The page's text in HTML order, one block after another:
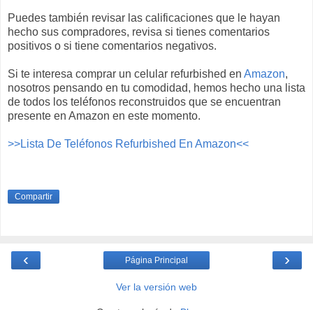
Puedes también revisar las calificaciones que le hayan
hecho sus compradores, revisa si tienes comentarios
positivos o si tiene comentarios negativos.
Si te interesa comprar un celular refurbished en Amazon,
nosotros pensando en tu comodidad, hemos hecho una lista
de todos los teléfonos reconstruidos que se encuentran
presente en Amazon en este momento.
>>Lista De Teléfonos Refurbished En Amazon<<
Compartir
‹ ›
Página Principal
Ver la versión web